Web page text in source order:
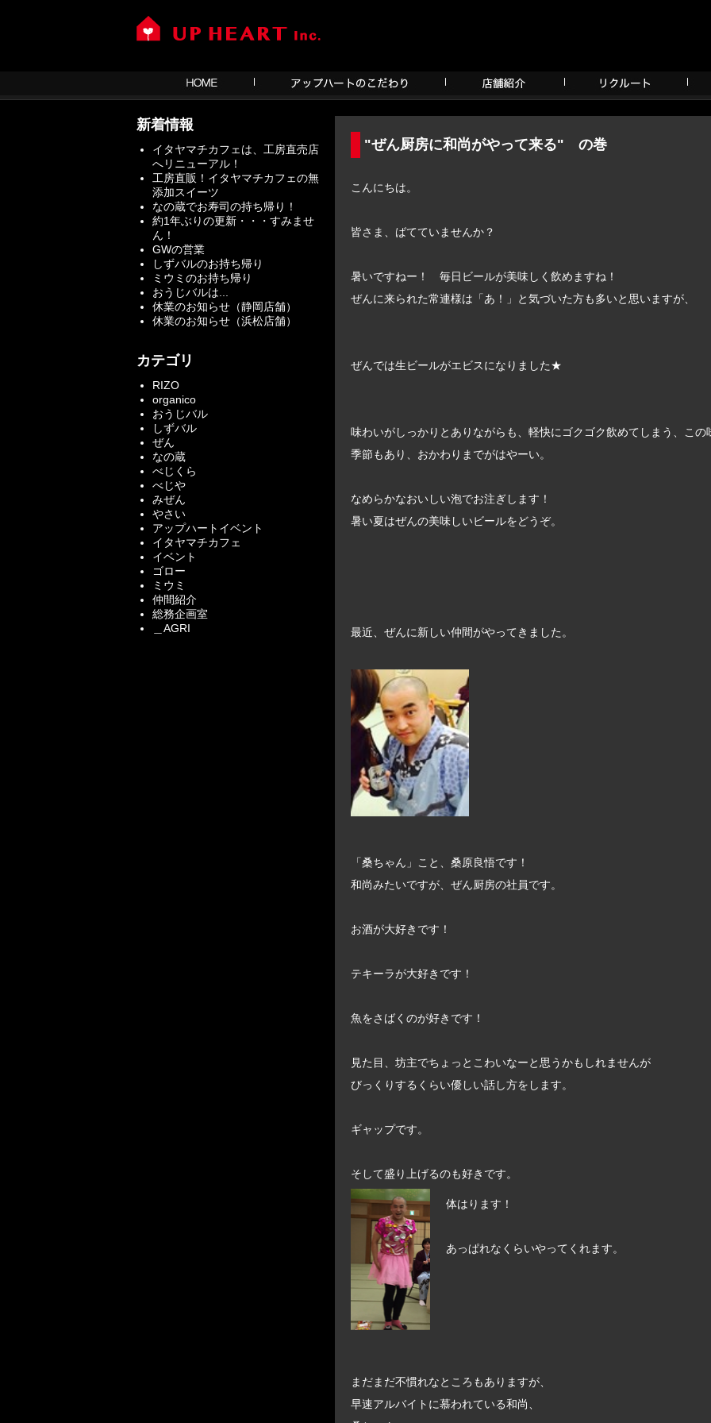
"ぜん厨房に和尚がやって来る" の巻
こんにちは。
皆さま、ばてていませんか？
暑いですねー！ 毎日ビールが美味しく飲めますね！
ぜんに来られた常連様は「あ！」と気づいた方も多いと思いますが、
ぜんでは生ビールがエビスになりました★
味わいがしっかりとありながらも、軽快にゴクゴク飲めてしまう、この
季節もあり、おかわりまでがはやーい。
なめらかなおいしい泡でお注ぎします！
暑い夏はぜんの美味しいビールをどうぞ。
最近、ぜんに新しい仲間がやってきました。
「桑ちゃん」こと、桑原良悟です！
和尚みたいですが、ぜん厨房の社員です。
お酒が大好きです！
テキーラが大好きです！
魚をさばくのが好きです！
見た目、坊主でちょっとこわいなーと思うかもしれませんが
びっくりするくらい優しい話し方をします。
ギャップです。
そして盛り上げるのも好きです。
体はります！
あっぱれなくらいやってくれます。
まだまだ不慣れなところもありますが、
早速アルバイトに慕われている和尚、
新着情報
イタヤマチカフェは、工房直売店
へリニューアル！
工房直販！イタヤマチカフェの無
添加スイーツ
なの蔵でお寿司の持ち帰り！
約1年ぶりの更新・・・すみませ
ん！
GWの営業
しずバルのお持ち帰り
ミウミのお持ち帰り
おうじバルは...
休業のお知らせ（静岡店舗）
休業のお知らせ（浜松店舗）
カテゴリ
RIZO
organico
おうじバル
しずバル
ぜん
なの蔵
べじくら
べじや
みぜん
やさい
アップハートイベント
イタヤマチカフェ
イベント
ゴロー
ミウミ
仲間紹介
総務企画室
＿AGRI